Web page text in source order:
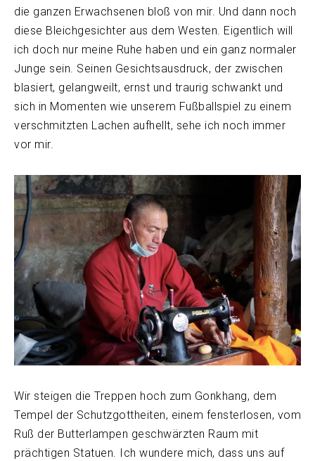
die ganzen Erwachsenen bloß von mir. Und dann noch
diese Bleichgesichter aus dem Westen. Eigentlich will
ich doch nur meine Ruhe haben und ein ganz normaler
Junge sein. Seinen Gesichtsausdruck, der zwischen
blasiert, gelangweilt, ernst und traurig schwankt und
sich in Momenten wie unserem Fußballspiel zu einem
verschmitzten Lachen aufhellt, sehe ich noch immer
vor mir.
Wir steigen die Treppen hoch zum Gonkhang, dem
Tempel der Schutzgottheiten, einem fensterlosen, vom
Ruß der Butterlampen geschwärzten Raum mit
prächtigen Statuen. Ich wundere mich, dass uns auf